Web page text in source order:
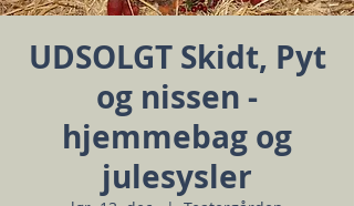
UDSOLGT Skidt, Pyt
og nissen -
hjemmebag og
julesysler